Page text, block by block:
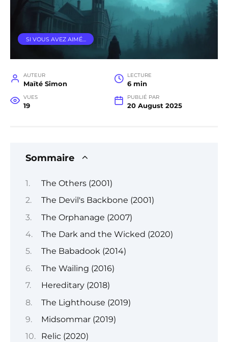
SI VOUS AVEZ AIMÉ…
AUTEUR
Maïté Simon
LECTURE
6 min
VUES
19
PUBLIÉ PAR
20 August 2025
Sommaire
The Others (2001)
The Devil's Backbone (2001)
The Orphanage (2007)
The Dark and the Wicked (2020)
The Babadook (2014)
The Wailing (2016)
Hereditary (2018)
The Lighthouse (2019)
Midsommar (2019)
Relic (2020)